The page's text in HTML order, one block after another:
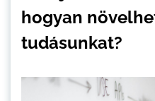
hogyan
tudásunkat?